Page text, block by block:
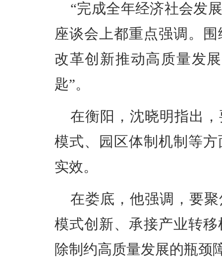
“完成全年经济社会发
座谈会上都重点强调。
改革创新推动高质量发
匙”。
在衡阳，沈晓明指出
模式、园区体制机制等
实效。
在娄底，他强调，要
模式创新、承接产业转
除制约高质量发展的瓶颈